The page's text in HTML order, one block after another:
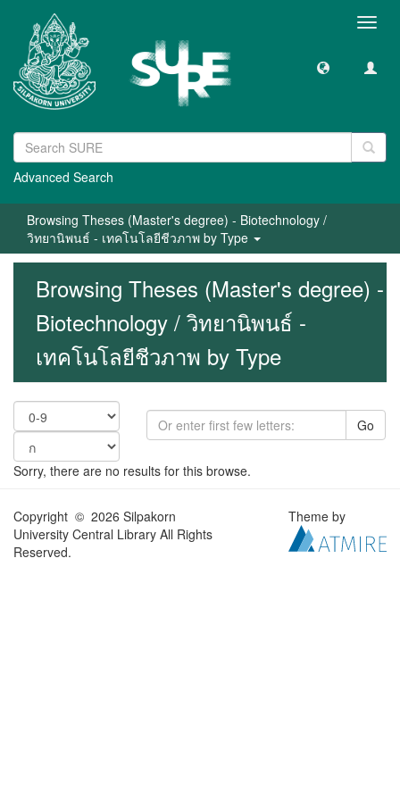
Advanced Search
Browsing Theses (Master's degree) - Biotechnology /
วิทยานิพนธ์ - เทคโนโลยีชีวภาพ by Type
Browsing Theses (Master's degree) -
Biotechnology / วิทยานิพนธ์ -
เทคโนโลยีชีวภาพ by Type
Go
Sorry, there are no results for this browse.
Copyright © 2026 Silpakorn
University Central Library All Rights
Reserved.
Theme by